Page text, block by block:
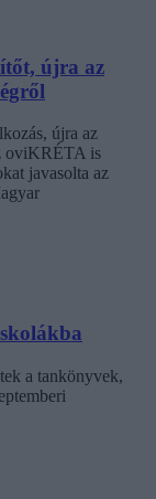
újra az
újra az
oviKRÉTA is
javasolta az
a tankönyvek,